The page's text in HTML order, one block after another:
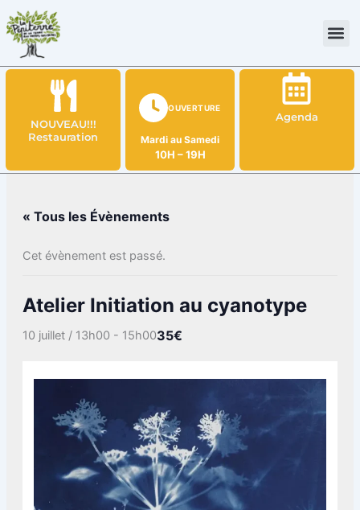
Aller
au
contenu
NOUVEAU!!!
Restauration
OUVERTURE
Mardi au Samedi
10H – 19H
Agenda
« Tous les Évènements
Cet évènement est passé.
Atelier Initiation au cyanotype
10 juillet / 13h00 - 15h0035€